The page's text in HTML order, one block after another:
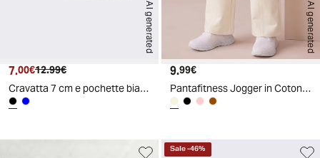
AI generated
Prezzo attuale
7.00€ Prezzo originale
12.99€
Cravatta 7 cm e pochette bianca uomo - Nero
AI generated
Prezzo attuale
9.99€
Pantafitness Jogger in Cotone per Bambina - Beige
Sale-46%